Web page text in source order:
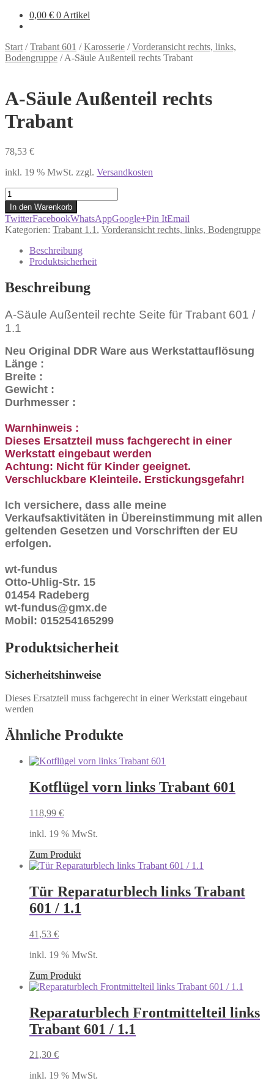
0,00 € 0 Artikel
Start /Trabant 601 /Karosserie /Vorderansicht rechts, links,
Bodengruppe /A-Säule Außenteil rechts Trabant
A-Säule Außenteil rechts
Trabant
78,53 €
inkl. 19 % MwSt. zzgl. Versandkosten
A-
Säule
Außenteil
rechts
Trabant
Menge
In den Warenkorb
TwitterFacebookWhatsAppGoogle+Pin ItEmail
Kategorien: Trabant 1.1 , Vorderansicht rechts, links, Bodengruppe
Beschreibung
Produktsicherheit
Beschreibung
A-Säule Außenteil rechte Seite für Trabant 601 /
1.1
Neu Original DDR Ware aus Werkstattauflösung
Länge :
Breite :
Gewicht :
Durhmesser :
Warnhinweis :
Dieses Ersatzteil muss fachgerecht in einer
Werkstatt eingebaut werden
Achtung: Nicht für Kinder geeignet.
Verschluckbare Kleinteile. Erstickungsgefahr!
Ich versichere, dass alle meine
Verkaufsaktivitäten in Übereinstimmung mit allen
geltenden Gesetzen und Vorschriften der EU
erfolgen.
wt-fundus
Otto-Uhlig-Str. 15
01454 Radeberg
wt-fundus@gmx.de
Mobil: 015254165299
Produktsicherheit
Sicherheitshinweise
Dieses Ersatzteil muss fachgerecht in einer Werkstatt eingebaut
werden
Ähnliche Produkte
Kotflügel vorn links Trabant 601
118,99 €
inkl. 19 % MwSt.
Zum Produkt
Tür Reparaturblech links Trabant
601 / 1.1
41,53 €
inkl. 19 % MwSt.
Zum Produkt
Reparaturblech Frontmittelteil links
Trabant 601 / 1.1
21,30 €
inkl. 19 % MwSt.